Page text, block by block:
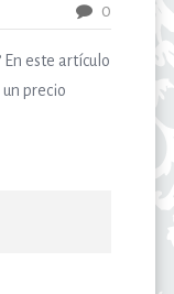
0
este artículo
precio